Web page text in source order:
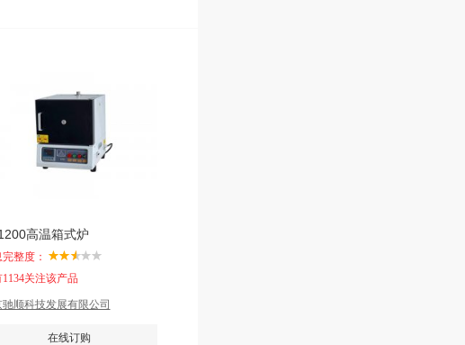
高温箱式炉
整度：
1134关注该产品
驰顺科技发展有限公司
在线订购